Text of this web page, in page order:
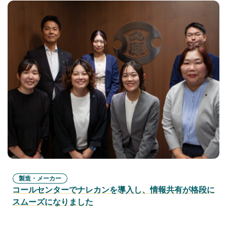
製造・メーカー
コールセンターでナレカンを導入し、情報共有が格段に
スムーズになりました